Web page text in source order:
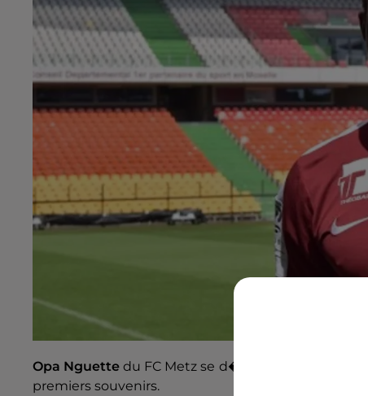
Opa Nguette du FC Metz se d�voile cette
premiers souvenirs.